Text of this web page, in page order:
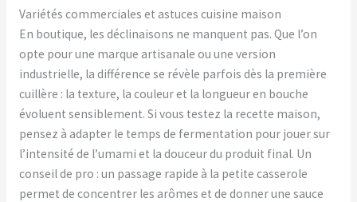
Variétés commerciales et astuces cuisine maison
En boutique, les déclinaisons ne manquent pas. Que l’on
opte pour une marque artisanale ou une version
industrielle, la différence se révèle parfois dès la première
cuillère : la texture, la couleur et la longueur en bouche
évoluent sensiblement. Si vous testez la recette maison,
pensez à adapter le temps de fermentation pour jouer sur
l’intensité de l’umami et la douceur du produit final. Un
conseil de pro : un passage rapide à la petite casserole
permet de concentrer les arômes et de donner une sauce